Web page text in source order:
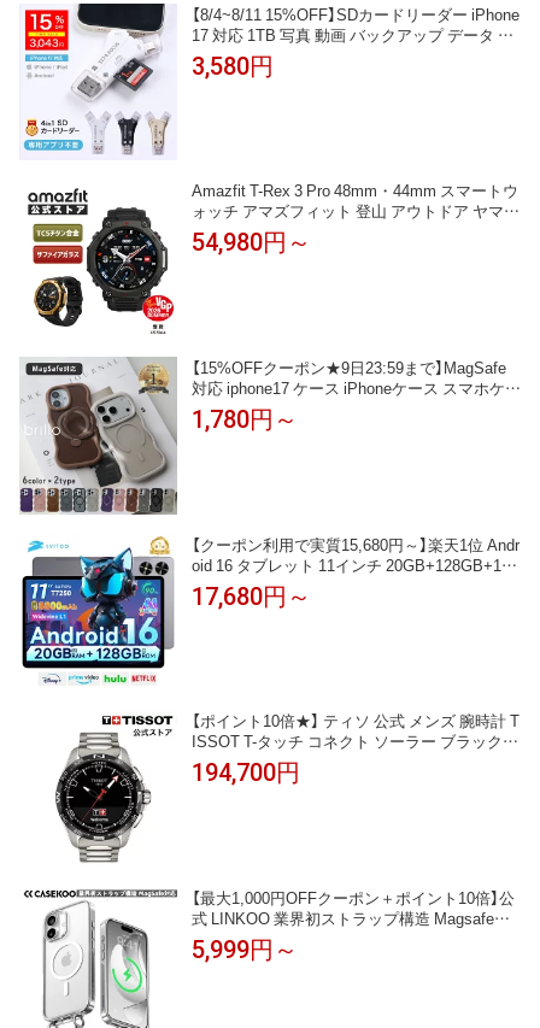
【8/4~8/11 15%OFF】SDカードリーダー iPhone
17 対応 1TB 写真 動画 バックアップ データ 移
行 保存 外付け USBメモリ 専用アプリ不要 ス
マホ Type-C Lightning ライトニング タイプC A
3,580円
Amazfit T-Rex 3 Pro 48mm・44mm スマートウ
ォッチ アマズフィット 登山 アウトドア ヤマレ
コ ヤマップ 10気圧 防水 アウトドア ランニン
グ 水泳 登山 GPS コンパス スポーツウォッチ
54,980円～
【15%OFFクーポン★9日23:59まで】MagSafe
対応 iphone17 ケース iPhoneケース スマホケー
ス iphone16 ケース iphone15 ケース iphone14
リング付き iphone 17pro マグセーフ充電対応
1,780円～
【クーポン利用で実質15,680円～】楽天1位 Andr
oid 16 タブレット 11インチ 20GB+128GB+1T
B拡張 アンドロイド Tablet YouTube視聴 8コア
T7250 wi-fiモデル 大画面 8800mAh大容量 GPS
17,680円～
【ポイント10倍★】 ティソ 公式 メンズ 腕時計 T
ISSOT T-タッチ コネクト ソーラー ブラック文
字盤 チタン T1214204405100 ブランド腕時計
194,700円
【最大1,000円OFFクーポン＋ポイント10倍】公
式 LINKOO 業界初ストラップ構造 Magsafe対
応 iPhone 17 17Pro 17 Pro Max ケースiPhone 1
6 16Pro 16 Pro Max ケース クリア 隠しバック
5,999円～